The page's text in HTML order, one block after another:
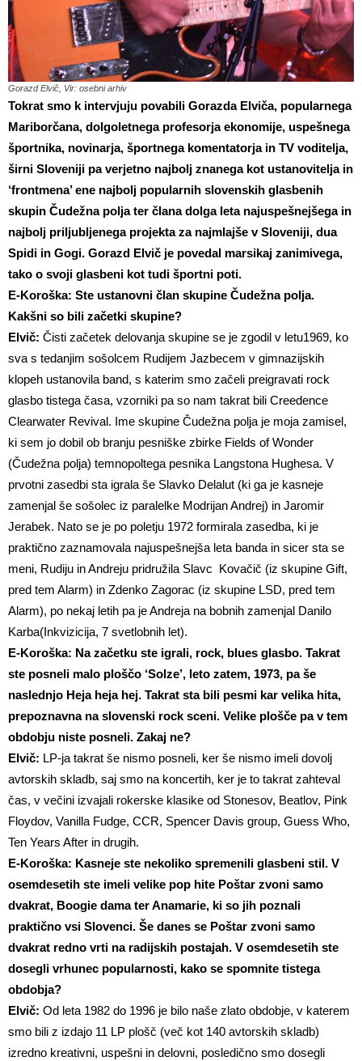
Gorazd Elvič, Vir: osebni arhiv
Tokrat smo k intervjuju povabili Gorazda Elviča, popularnega
Mariborčana, dolgoletnega profesorja ekonomije, uspešnega
športnika, novinarja, športnega komentatorja in TV voditelja,
širni Sloveniji pa verjetno najbolj znanega kot ustanovitelja in
‘frontmena’ ene najbolj popularnih slovenskih glasbenih
skupin Čudežna polja ter člana dolga leta najuspešnejšega in
najbolj priljubljenega projekta za najmlajše v Sloveniji, dua
Spidi in Gogi. Gorazd Elvič je povedal marsikaj zanimivega,
tako o svoji glasbeni kot tudi športni poti.
E-Koroška: Ste ustanovni član skupine Čudežna polja.
Kakšni so bili začetki skupine?
Elvič: Čisti začetek delovanja skupine se je zgodil v letu1969, ko
sva s tedanjim sošolcem Rudijem Jazbecem v gimnazijskih
klopeh ustanovila band, s katerim smo začeli preigravati rock
glasbo tistega časa, vzorniki pa so nam takrat bili Creedence
Clearwater Revival. Ime skupine Čudežna polja je moja zamisel,
ki sem jo dobil ob branju pesniške zbirke Fields of Wonder
(Čudežna polja) temnopoltega pesnika Langstona Hughesa. V
prvotni zasedbi sta igrala še Slavko Delalut (ki ga je kasneje
zamenjal še sošolec iz paralelke Modrijan Andrej) in Jaromir
Jerabek. Nato se je po poletju 1972 formirala zasedba, ki je
praktično zaznamovala najuspešnejša leta banda in sicer sta se
meni, Rudiju in Andreju pridružila Slavc Kovačič (iz skupine Gift,
pred tem Alarm) in Zdenko Zagorac (iz skupine LSD, pred tem
Alarm), po nekaj letih pa je Andreja na bobnih zamenjal Danilo
Karba(Inkvizicija, 7 svetlobnih let).
E-Koroška: Na začetku ste igrali, rock, blues glasbo. Takrat
ste posneli malo ploščo ‘Solze’, leto zatem, 1973, pa še
naslednjo Heja heja hej. Takrat sta bili pesmi kar velika hita,
prepoznavna na slovenski rock sceni. Velike plošče pa v tem
obdobju niste posneli. Zakaj ne?
Elvič: LP-ja takrat še nismo posneli, ker še nismo imeli dovolj
avtorskih skladb, saj smo na koncertih, ker je to takrat zahteval
čas, v večini izvajali rokerske klasike od Stonesov, Beatlov, Pink
Floydov, Vanilla Fudge, CCR, Spencer Davis group, Guess Who,
Ten Years After in drugih.
E-Koroška: Kasneje ste nekoliko spremenili glasbeni stil. V
osemdesetih ste imeli velike pop hite Poštar zvoni samo
dvakrat, Boogie dama ter Anamarie, ki so jih poznali
praktično vsi Slovenci. Še danes se Poštar zvoni samo
dvakrat redno vrti na radijskih postajah. V osemdesetih ste
dosegli vrhunec popularnosti, kako se spomnite tistega
obdobja?
Elvič: Od leta 1982 do 1996 je bilo naše zlato obdobje, v katerem
smo bili z izdajo 11 LP plošč (več kot 140 avtorskih skladb)
izredno kreativni, uspešni in delovni, posledično smo dosegli